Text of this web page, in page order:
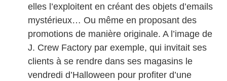
elles l’exploitent en créant des objets d’emails
mystérieux… Ou même en proposant des
promotions de manière originale. A l’image de
J. Crew Factory par exemple, qui invitait ses
clients à se rendre dans ses magasins le
vendredi d’Halloween pour profiter d’une